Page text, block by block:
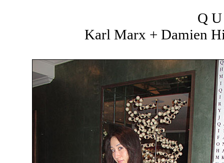
Q
Karl Marx + Damien